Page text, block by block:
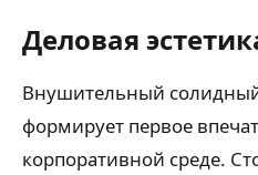
Деловая
Внушительный
формирует первое
корпоративной среде.